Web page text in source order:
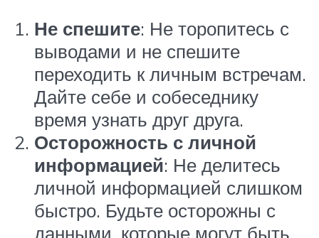
Не спешите: Не торопитесь с
выводами и не спешите
переходить к личным встречам.
Дайте себе и собеседнику
время узнать друг друга.
Осторожность с личной
информацией: Не делитесь
личной информацией слишком
быстро. Будьте осторожны с
данными, которые могут быть